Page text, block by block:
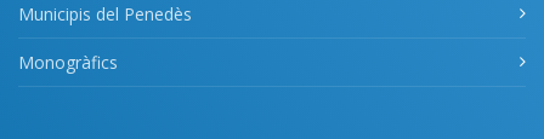
Municipis del Penedès
Monogràfics